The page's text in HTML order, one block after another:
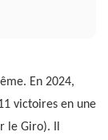
En 2024,
victoires en une
le Giro). Il